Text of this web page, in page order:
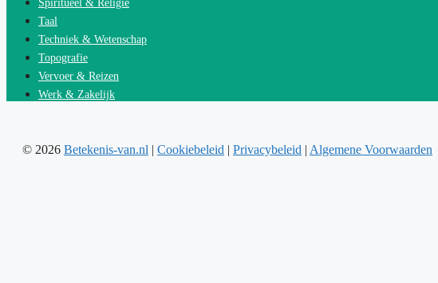
Spiritueel & Religie
Taal
Techniek & Wetenschap
Topografie
Vervoer & Reizen
Werk & Zakelijk
© 2026 Betekenis-van.nl | Cookiebeleid | Privacybeleid | Algemene Voorwaarden